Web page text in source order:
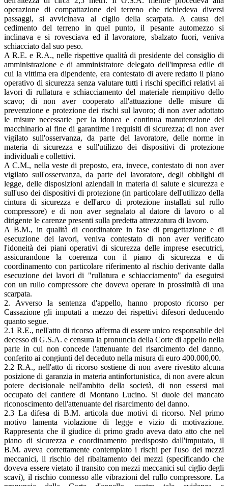
operazione di compattazione del terreno che richiedeva diversi
passaggi, si avvicinava al ciglio della scarpata. A causa del
cedimento del terreno in quel punto, il pesante automezzo si
inclinava e si rovesciava ed il lavoratore, sbalzato fuori, veniva
schiacciato dal suo peso.
A R.E. e R.A., nelle rispettive qualità di presidente del consiglio di
amministrazione e di amministratore delegato dell'impresa edile di
cui la vittima era dipendente, era contestato di avere redatto il piano
operativo di sicurezza senza valutare tutti i rischi specifici relativi ai
lavori di rullatura e schiacciamento del materiale riempitivo dello
scavo; di non aver cooperato all'attuazione delle misure di
prevenzione e protezione dei rischi sul lavoro; di non aver adottato
le misure necessarie per la idonea e continua manutenzione del
macchinario al fine di garantirne i requisiti di sicurezza; di non aver
vigilato sull'osservanza, da parte del lavoratore, delle norme in
materia di sicurezza e sull'utilizzo dei dispositivi di protezione
individuali e collettivi.
A C.M., nella veste di preposto, era, invece, contestato di non aver
vigilato sull'osservanza, da parte del lavoratore, degli obblighi di
legge, delle disposizioni aziendali in materia di salute e sicurezza e
sull'uso dei dispositivi di protezione (in particolare dell'utilizzo della
cintura di sicurezza e dell'arco di protezione installati sul rullo
compressore) e di non aver segnalato al datore di lavoro o al
dirigente le carenze presenti sulla predetta attrezzatura di lavoro.
A B.M., in qualità di coordinatore in fase di progettazione e di
esecuzione dei lavori, veniva contestato di non aver verificato
l'idoneità dei piani operativi di sicurezza delle imprese esecutrici,
assicurandone la coerenza con il piano di sicurezza e di
coordinamento con particolare riferimento al rischio derivante dalla
esecuzione dei lavori di "rullatura e schiacciamento" da eseguirsi
con un rullo compressore che doveva operare in prossimità di una
scarpata.
2. Avverso la sentenza d'appello, hanno proposto ricorso per
Cassazione gli imputati a mezzo dei rispettivi difesori deducendo
quanto segue.
2.1 R.E., nell'atto di ricorso afferma di essere unico responsabile del
decesso di G.S.A. e censura la pronuncia della Corte di appello nella
parte in cui non concede l'attenuante del risarcimento del danno,
conferito ai congiunti del deceduto nella misura di euro 400.000,00.
2.2 R.A., nell'atto di ricorso sostiene di non avere rivestito alcuna
posizione di garanzia in materia antinfortunistica, di non avere alcun
potere decisionale nell'ambito della società, di non essersi mai
occupato del cantiere di Montano Lucino. Si duole del mancato
riconoscimento dell'attenuante del risarcimento del danno.
2.3 La difesa di B.M. articola due motivi di ricorso. Nel primo
motivo lamenta violazione di legge e vizio di motivazione.
Rappresenta che il giudice di primo grado aveva dato atto che nel
piano di sicurezza e coordinamento predisposto dall'imputato, il
B.M. aveva correttamente contemplato i rischi per l'uso dei mezzi
meccanici, il rischio del ribaltamento dei mezzi (specificando che
doveva essere vietato il transito con mezzi meccanici sul ciglio degli
scavi), il rischio connesso alle vibrazioni del rullo compressore. La